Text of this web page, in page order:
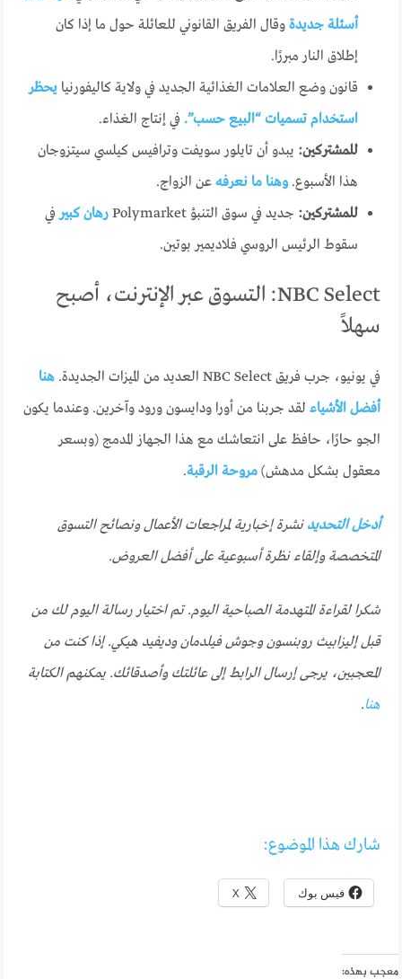
أسئلة جديدة وقال الفريق القانوني للعائلة حول ما إذا كان
إطلاق النار مبررًا.
قانون وضع العلامات الغذائية الجديد في ولاية كاليفورنيايحظر
استخدام تسميات “البيع حسب”. في إنتاج الغذاء.
للمشتركين: يبدو أن تايلور سويفت وترافيس كيلسي سيتزوجان
هذا الأسبوع.وهنا ما نعرفه عن الزواج.
للمشتركين: جديد في سوق التنبؤ Polymarket رهان كبيرفي
سقوط الرئيس الروسي فلاديمير بوتين.
NBC Select: التسوق عبر الإنترنت، أصبح
سهلاً
في يونيو، جرب فريق NBC Select العديد من الميزات الجديدة.
هنا
أفضل الأشياء لقد جربنا من أورا ودايسون ورود وآخرين. وعندما يكون
الجو حارًا، حافظ على انتعاشك مع هذا الجهاز المدمج (وبسعر
معقول بشكل مدهش)مروحة الرقبة.
أدخل التحديد نشرة إخبارية لمراجعات الأعمال ونصائح التسوق
المتخصصة وإلقاء نظرة أسبوعية على أفضل العروض.
شكرا لقراءة المتهدمة الصباحية اليوم. تم اختيار رسالة اليوم لك من
قبل إليزابيث روبنسون وجوش فيلدمان وديفيد هيكي. إذا كنت من
المعجبين، يرجى إرسال الرابط إلى عائلتك وأصدقائك. يمكنهم الكتابة
هنا.
شارك هذا الموضوع:
فيس بوك X
معجب بهذه: